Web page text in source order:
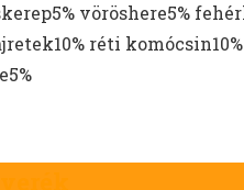
vöröshere5%
réti